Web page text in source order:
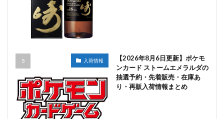
入荷情報
【2026年8月6日更新】ポケモ
ンカード ストームエメラルダの
抽選予約・先着販売・在庫あ
り・再販入荷情報まとめ